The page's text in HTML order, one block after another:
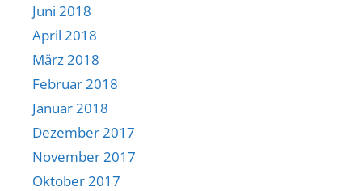
Juni 2018
April 2018
März 2018
Februar 2018
Januar 2018
Dezember 2017
November 2017
Oktober 2017